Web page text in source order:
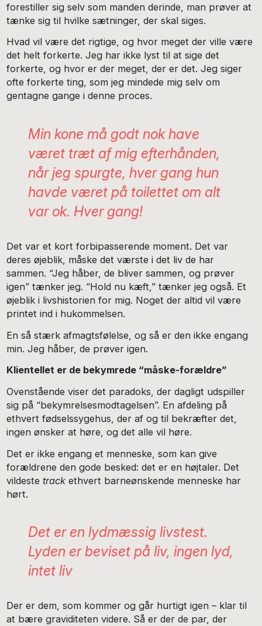
forestiller sig selv som manden derinde, man prøver at
tænke sig til hvilke sætninger, der skal siges.
Hvad vil være det rigtige, og hvor meget der ville være
det helt forkerte. Jeg har ikke lyst til at sige det
forkerte, og hvor er der meget, der er det. Jeg siger
ofte forkerte ting, som jeg mindede mig selv om
gentagne gange i denne proces.
Min kone må godt nok have
været træt af mig efterhånden,
når jeg spurgte, hver gang hun
havde været på toilettet om alt
var ok. Hver gang!
Det var et kort forbipasserende moment. Det var
deres øjeblik, måske det værste i det liv de har
sammen. “Jeg håber, de bliver sammen, og prøver
igen” tænker jeg. “Hold nu kæft,” tænker jeg også. Et
øjeblik i livshistorien for mig. Noget der altid vil være
printet ind i hukommelsen.
En så stærk afmagtsfølelse, og så er den ikke engang
min. Jeg håber, de prøver igen.
Klientellet er de bekymrede “måske-forældre”
Ovenstående viser det paradoks, der dagligt udspiller
sig på “bekymrelsesmodtagelsen”. En afdeling på
ethvert fødselssygehus, der af og til bekræfter det,
ingen ønsker at høre, og det alle vil høre.
Det er ikke engang et menneske, som kan give
forældrene den gode besked: det er en højtaler. Det
vildestetrack ethvert barneønskende menneske har
hørt.
Det er en lydmæssig livstest.
Lyden er beviset på liv, ingen lyd,
intet liv
Der er dem, som kommer og går hurtigt igen – klar til
at bære graviditeten videre. Så er der de par, der